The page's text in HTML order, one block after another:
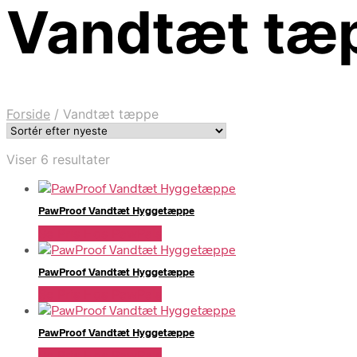
Vandtæt
Forside / Vandtæt tæppe
Viser 6 resultaterSorteret
seneste
PawProof Vandtæt Hyggetæppe
PawProof Vandtæt Hyggetæppe
PawProof Vandtæt Hyggetæppe